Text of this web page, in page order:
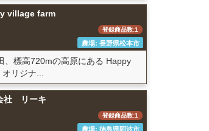
village farm
登録商品数:1
農場: 長野県松本市
、標高720mの高原にある Happy
リジナ...
社 リーキ
登録商品数:1
農場: 徳島県阿波市